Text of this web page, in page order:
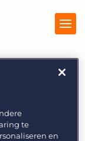
te
en